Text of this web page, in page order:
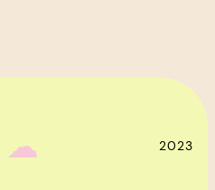
‎ ‎‎ ☁︎‎‎ 2023